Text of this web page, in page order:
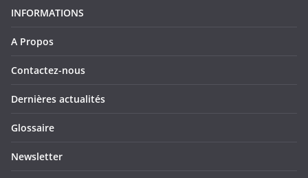
INFORMATIONS
A Propos
Contactez-nous
Dernières actualités
Glossaire
Newsletter